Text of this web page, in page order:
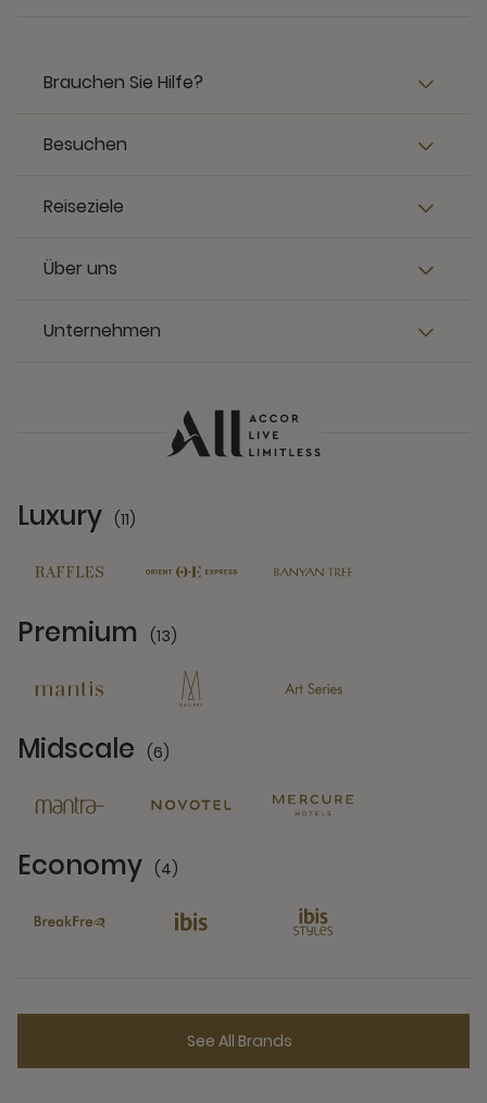
Brauchen Sie Hilfe?
Besuchen
Reiseziele
Über uns
Unternehmen
Luxury (11)
Premium (13)
Midscale (6)
Economy (4)
See All Brands